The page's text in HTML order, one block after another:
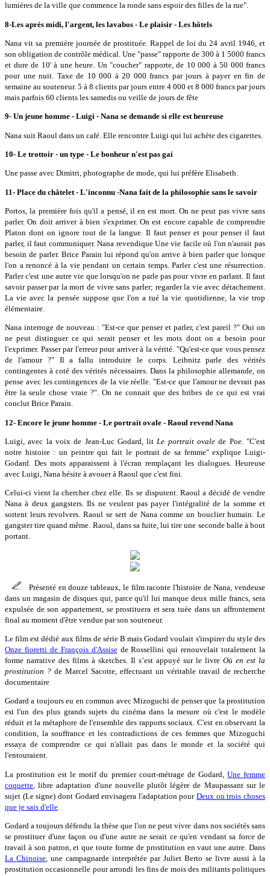
lumières de la ville que commence la ronde sans espoir des filles de la rue".
8-Les après midi, l'argent, les lavabos - Le plaisir - Les hôtels
Nana vit sa première journée de prostituée. Rappel de loi du 24 avril 1946, et
son obligation de contrôle médical. Une "passe" rapporte de 300 à 1 5000 francs
et dure de 10' à une heure. Un "coucher" rapporte, de 10 000 à 50 000 francs
pour une nuit. Taxe de 10 000 à 20 000 francs par jours à payer en fin de
semaine au souteneur. 5 à 8 clients par jours entre 4 000 et 8 000 francs par jours
mais parfois 60 clients les samedis ou veille de jours de fête
9- Un jeune homme - Luigi - Nana se demande si elle est heureuse
Nana suit Raoul dans un café. Elle rencontre Luigi qui lui achète des cigarettes.
10- Le trottoir - un type - Le bonheur n'est pas gai
Une passe avec Dimitri, photographe de mode, qui lui préfère Elisabeth.
11- Place du châtelet - L'inconnu -Nana fait de la philosophie sans le savoir
Portos, la première fois qu'il a pensé, il en est mort. On ne peut pas vivre sans
parler. On doit arriver à bien s'exprimer. On est encore capable de comprendre
Platon dont on ignore tout de la langue. Il faut penser et pour penser il faut
parler, il faut communiquer. Nana revendique Une vie facile où l'on n'aurait pas
besoin de parler. Brice Parain lui répond qu'on arrive à bien parler que lorsque
l'on a renoncé à la vie pendant un certain temps. Parler c'est une résurrection.
Parler c'est une autre vie que lorsqu'on ne parle pas pour vivre en parlant. Il faut
savoir passer par la mort de vivre sans parler; regarder la vie avec détachement.
La vie avec la pensée suppose que l'on a tué la vie quotidienne, la vie trop
élémentaire.
Nana interroge de nouveau : "Est-ce que penser et parler, c'est pareil ?" Oui on
ne peut distinguer ce qui serait penser et les mots dont on a besoin pour
l'exprimer. Passer par l'erreur pour arriver à la vérité. "Qu'est-ce que vous pensez
de l'amour ?" Il a fallu introduire le corps. Leibnitz parle des vérités
contingentes à coté des vérités nécessaires. Dans la philosophie allemande, on
pense avec les contingences de la vie réelle. "Est-ce que l'amour ne devrait pas
être la seule chose vraie ?". On ne connait que des bribes de ce qui est vrai
conclut Brice Parain.
12- Encore le jeune homme - Le portrait ovale - Raoul revend Nana
Luigi, avec la voix de Jean-Luc Godard, lit Le portrait ovale de Poe. "C'est
notre histoire : un peintre qui fait le portrait de sa femme" explique Luigi-
Godard. Des mots apparaissent à l'écran remplaçant les dialogues. Heureuse
avec Luigi, Nana hésite à avouer à Raoul que c'est fini.
Celui-ci vient la chercher chez elle. Ils se disputent. Raoul a décidé de vendre
Nana à deux gangsters. Ils ne veulent pas payer l'intégralité de la somme et
sortent leurs revolvers. Raoul se sert de Nana comme un bouclier humain. Le
gangster tire quand même. Raoul, dans sa fuite, lui tire une seconde balle à bout
portant.
Présenté en douze tableaux, le film raconte l'histoire de Nana, vendeuse
dans un magasin de disques qui, parce qu'il lui manque deux mille francs, sera
expulsée de son appartement, se prostituera et sera tuée dans un affrontement
final au moment d'être vendue par son souteneur.
Le film est dédié aux films de série B mais Godard voulait s'inspirer du style des
Onze fioretti de François d'Assisede Rossellini qui renouvelait totalement la
forme narrative des films à sketches. Il s’est appuyé sur le livre Où en est la
prostitution ? de Marcel Sacotte, effectuant un véritable travail de recherche
documentaire
Godard a toujours eu en commun avec Mizoguchi de penser que la prostitution
est l'un des plus grands sujets du cinéma dans la mesure où c'est le modèle
réduit et la métaphore de l'ensemble des rapports sociaux. C'est en observant la
condition, la souffrance et les contradictions de ces femmes que Mizoguchi
essaya de comprendre ce qui n'allait pas dans le monde et la société qui
l'entouraient.
La prostitution est le motif du premier court-métrage de Godard, Une femme
coquette , libre adaptation d'une nouvelle plutôt légère de Maupassant sur le
sujet (Le signe) dont Godard envisagera l'adaptation pourDeux ou trois choses
que je sais d'elle
Godard a toujours défendu la thèse que l'on ne peut vivre dans nos sociétés sans
se prostituer d'une façon ou d'une autre ne serait ce qu'en vendant sa force de
travail à son patron, et que toute forme de prostitution en vaut une autre. Dans
La Chinoise, une campagnarde interprétée par Juliet Berto se livre aussi à la
prostitution occasionnelle pour arrondi les fins de mois des militants politiques